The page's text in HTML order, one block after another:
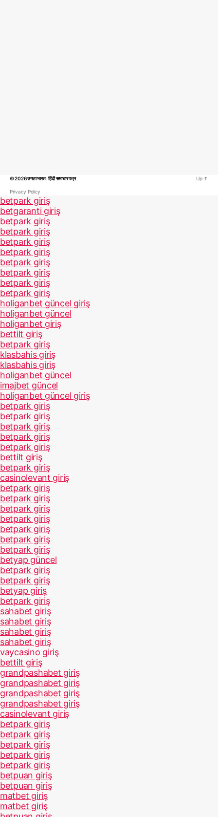
© 2026उगता भारत : हिंदी समाचार पत्र
Privacy Policy
Up ↑
betpark giriş
betgaranti giriş
betpark giriş
betpark giriş
betpark giriş
betpark giriş
betpark giriş
betpark giriş
betpark giriş
betpark giriş
holiganbet güncel giriş
holiganbet güncel
holiganbet giriş
bettilt giriş
betpark giriş
klasbahis giriş
klasbahis giriş
holiganbet güncel
imajbet güncel
holiganbet güncel giriş
betpark giriş
betpark giriş
betpark giriş
betpark giriş
betpark giriş
bettilt giriş
betpark giriş
casinolevant giriş
betpark giriş
betpark giriş
betpark giriş
betpark giriş
betpark giriş
betpark giriş
betpark giriş
betyap güncel
betpark giriş
betpark giriş
betyap giriş
betpark giriş
sahabet giriş
sahabet giriş
sahabet giriş
sahabet giriş
vaycasino giriş
bettilt giriş
grandpashabet giriş
grandpashabet giriş
grandpashabet giriş
grandpashabet giriş
casinolevant giriş
betpark giriş
betpark giriş
betpark giriş
betpark giriş
betpark giriş
betpuan giriş
betpuan giriş
matbet giriş
matbet giriş